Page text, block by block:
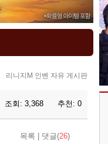
리니지M 인벤 자유 게시판
조회: 3,368 추천: 0
목록 댓글(26)